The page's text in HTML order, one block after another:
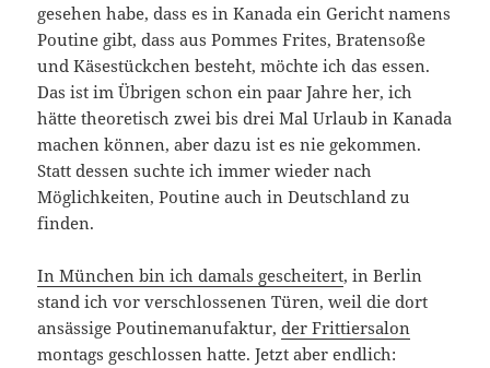
gesehen habe, dass es in Kanada ein Gericht namens
Poutine gibt, dass aus Pommes Frites, Bratensoße
und Käsestückchen besteht, möchte ich das essen.
Das ist im Übrigen schon ein paar Jahre her, ich
hätte theoretisch zwei bis drei Mal Urlaub in Kanada
machen können, aber dazu ist es nie gekommen.
Statt dessen suchte ich immer wieder nach
Möglichkeiten, Poutine auch in Deutschland zu
finden.
In München bin ich damals gescheitert, in Berlin
stand ich vor verschlossenen Türen, weil die dort
ansässige Poutinemanufaktur,der Frittiersalon
montags geschlossen hatte. Jetzt aber endlich: